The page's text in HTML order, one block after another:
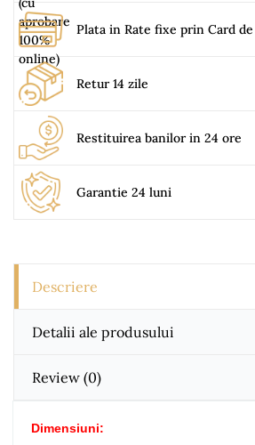
Plata in Rate fixe prin Card
Retur 14 zile
Restituirea banilor in 24 ore
Garantie 24 luni
Descriere
Detalii ale produsului
Review (0)
Dimensiuni: